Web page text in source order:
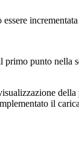
punto
il